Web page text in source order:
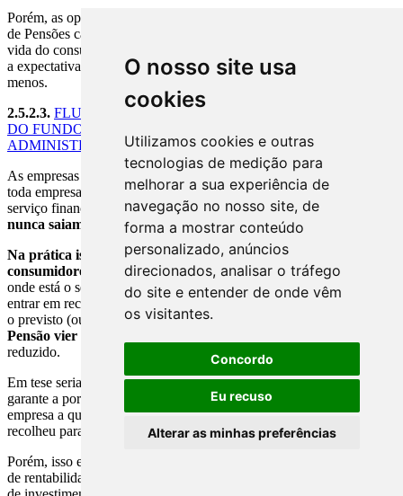
O nosso site usa
cookies
Utilizamos cookies e outras
tecnologias de medição para
melhorar a sua experiência de
navegação no nosso site, de
forma a mostrar conteúdo
personalizado, anúncios
direcionados, analisar o tráfego
do site e entender de onde vêm
os visitantes.
Concordo
Eu recuso
Alterar as minhas preferências
Porém, as opções oferecidas pelas AFP - Administradoras de Fundos
de Pensões calculam o valor a ser pago com base na expectativa de
vida do consumidor. Se as condições de saúde do país melhorarem e
a expectativa de vida da população aumentar, o consumidor receberá
menos.
2.5.2.3. FLUTUAÇÕES FINANCEIRAS, RENTABILIDADE
DO FUNDO E BOA ADMINISTRAÇÃO DA AFP -
ADMINISTRADORAS DE FUNDOS DE PENSÃO
As empresas privadas que administram as pensões no Chile, como
toda empresa, visam o lucro, ou seja, o contrato de prestação de
serviço financeiros criado por elas são elaborados para que
nunca saiam no prejuízo.
Na prática isso significa que essas empresas repassam aos
consumidores todos os riscos do negócio:se o fundo de pensão
onde está o seu dinheiro for mal administrado, se a economia
entrar em recessão, se as aplicações financeiras renderem menos que
o previsto (ou mesmose a AFP - Administradoras de Fundos de
Pensão vier a falir
reduzido.
Em tese seria possível evitar esse prejuízo já que a lei chilena
garante a portabilidade, isto é, permite ao consumidor que troque de
empresa a qualquer momento, levando consigo o dinheiro que já
recolheu para a aposentadoria.
Porém, isso exigiria que todo trabalhador acompanhasse os índices
de rentabilidade dos fundos, as flutuações do mercado, as carteiras